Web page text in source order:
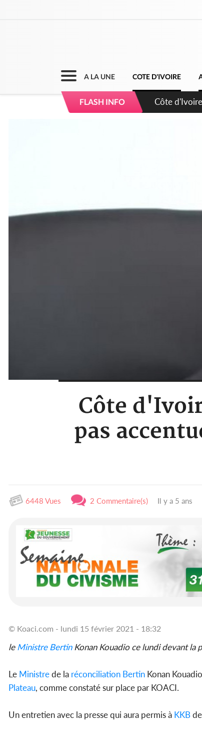
A LA UNE COTE D'IVOIRE
FLASH INFO
Côte
Côte
pas
6448 Vues 2 Commentaire(s) Il y a 5 ans
© Koaci.com - lundi 15 février 2021 - 18:32
le Ministre BertinKonan Kouadio ce lundi devant la
Le Ministrede la réconciliation Bertin Konan
Plateau, comme constaté sur place par KOACI.
Un entretien avec la presse qui aura permis à KKB